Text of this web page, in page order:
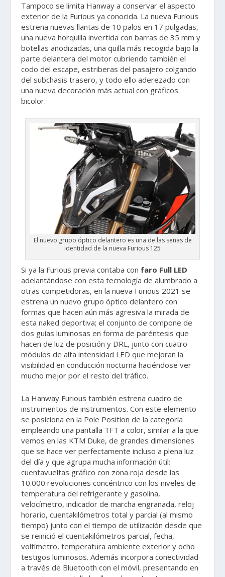
Tampoco se limita Hanway a conservar el aspecto
exterior de la Furious ya conocida. La nueva Furious
estrena nuevas llantas de 10 palos en 17 pulgadas,
una nueva horquilla invertida con barras de 35 mm y
botellas anodizadas, una quilla más recogida bajo la
parte delantera del motor cubriendo también el
codo del escape, estriberas del pasajero colgando
del subchasis trasero, y todo ello aderezado con
una nueva decoración más actual con gráficos
bicolor.
El nuevo grupo óptico delantero es una de las señas de
identidad de la nueva Furious 125
Si ya la Furious previa contaba con faro Full LED
adelantándose con esta tecnología de alumbrado a
otras competidoras, en la nueva Furious 2021 se
estrena un nuevo grupo óptico delantero con
formas que hacen aún más agresiva la mirada de
esta naked deportiva; el conjunto de compone de
dos guías luminosas en forma de paréntesis que
hacen de luz de posición y DRL, junto con cuatro
módulos de alta intensidad LED que mejoran la
visibilidad en conducción nocturna haciéndose ver
mucho mejor por el resto del tráfico.
La Hanway Furious también estrena cuadro de
instrumentos de instrumentos. Con este elemento
se posiciona en la Pole Position de la categoría
empleando una pantalla TFT a color, similar a la que
vemos en las KTM Duke, de grandes dimensiones
que se hace ver perfectamente incluso a plena luz
del día y que agrupa mucha información útil:
cuentavueltas gráfico con zona roja desde las
10.000 revoluciones concéntrico con los niveles de
temperatura del refrigerante y gasolina,
velocímetro, indicador de marcha engranada, reloj
horario, cuentakilómetros total y parcial (al mismo
tiempo) junto con el tiempo de utilización desde que
se reinició el cuentakilómetros parcial, fecha,
voltímetro, temperatura ambiente exterior y ocho
testigos luminosos. Además incorpora conectividad
a través de Bluetooth con el móvil, presentando en